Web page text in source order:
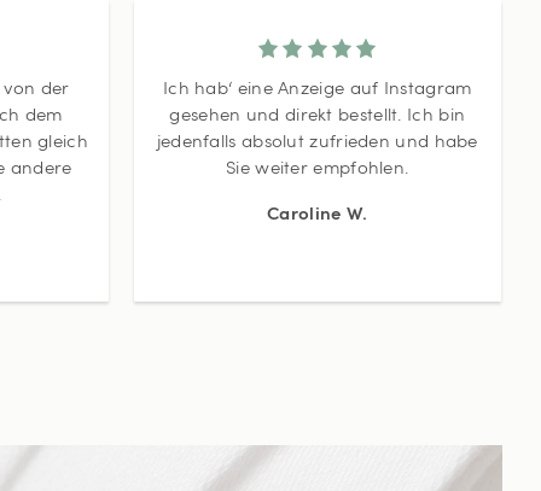
von der
dem
gleich
andere
Ich hab‘ eine Anzeige auf Instagram
gesehen und direkt bestellt. Ich bin
jedenfalls absolut zufrieden und habe
Sie weiter empfohlen.
Caroline W.